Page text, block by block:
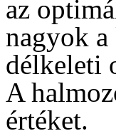
az
nagyok
délkeleti
A
értéket.